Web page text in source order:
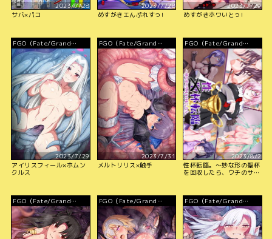
2023/7/28
サバ×パコ
2023/7/28
めすがきエんぷれすっ!
2023/7/29
めすがきホワいとっ!
FGO（Fate/Grand
Order）
2023/7/29
アイリスフィール×ホムン
クルス
FGO（Fate/Grand
Order）
2023/7/31
メルトリリス×触手
FGO（Fate/Grand
Order）
2023/8/2
性杯転臨。～妙な形の聖杯
を回収したら、ウチのサー
FGO（Fate/Grand
Order）
FGO（Fate/Grand
Order）
FGO（Fate/Grand
Order）